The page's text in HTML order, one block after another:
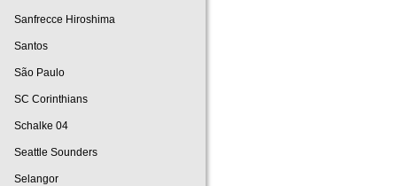
Sanfrecce Hiroshima
Santos
São Paulo
SC Corinthians
Schalke 04
Seattle Sounders
Selangor